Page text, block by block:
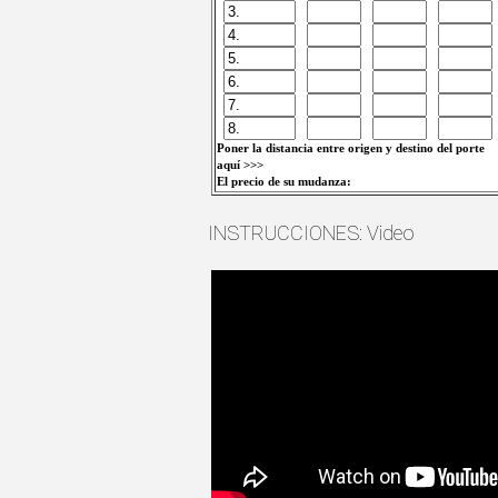
Poner la distancia entre origen y destino del porte
aquí >>>
El precio de su mudanza:
INSTRUCCIONES: Video